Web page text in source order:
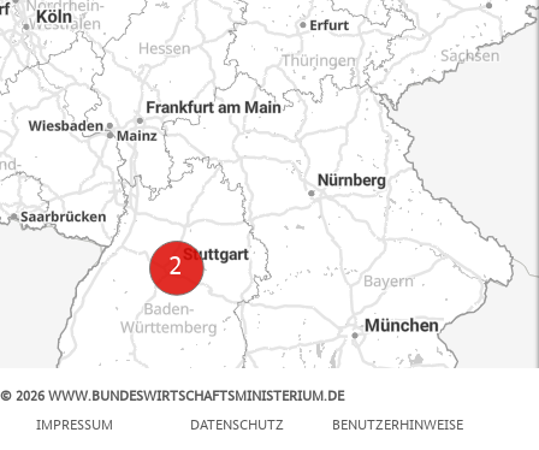
© 2026 WWW.BUNDESWIRTSCHAFTSMINISTERIUM.DE
IMPRESSUM
DATENSCHUTZ BENUTZERHINWEISE